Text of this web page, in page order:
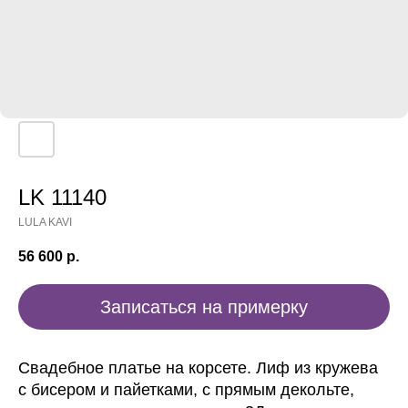
LK 11140
LULA KAVI
56 600 р.
Записаться на примерку
Свадебное платье на корсете. Лиф из кружева
с бисером и пайетками, с прямым декольте,